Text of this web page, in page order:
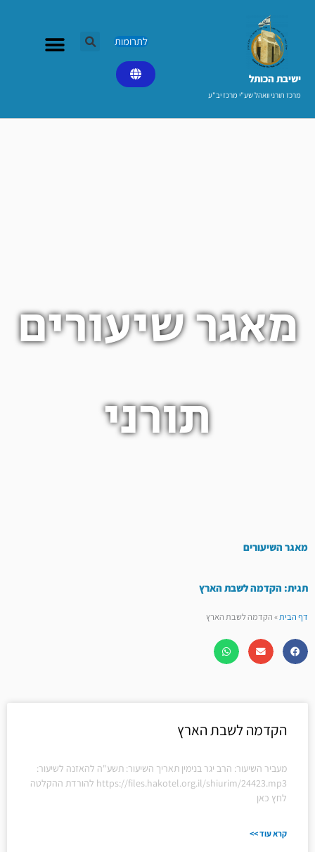
ישיבת הכותל​
מרכז תורני וואהל שע"י מרכז יב"ע
לתרומות
מאגר שיעורים
תורני
מאגר השיעורים
תגית: הקדמה לשבת הארץ
דף הבית»הקדמה לשבת הארץ
הקדמה לשבת הארץ
מעביר השיעור: הרב יגר בנימין תאריך השיעור: תשע"ה להאזנה לשיעור:
https://files.hakotel.org.il/shiurim/24423.mp3 להורדת ההקלטה
לחץ כאן
קרא עוד >>